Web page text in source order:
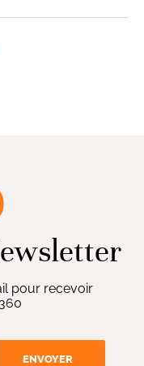
pour recevoir
ENVOYER